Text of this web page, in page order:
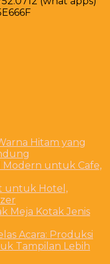
Hitam yang
Modern untuk Cafe,
untuk Hotel,
Meja Kotak Jenis
Acara: Produksi
Tampilan Lebih